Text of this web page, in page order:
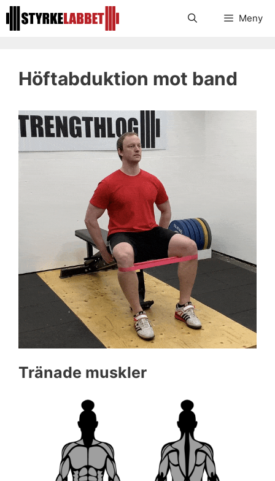
Hoppa
till
Meny
Höftabduktion mot band
Tränade muskler